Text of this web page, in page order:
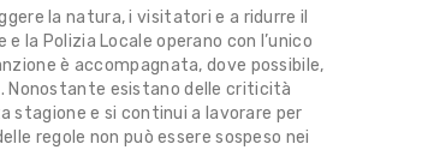
la natura, i visitatori e a ridurre il
la Polizia Locale operano con l’unico
è accompagnata, dove possibile,
Nonostante esistano delle criticità
stagione e si continui a lavorare per
regole non può essere sospeso nei